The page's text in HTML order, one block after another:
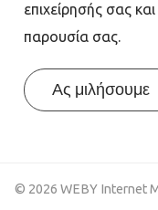
επιχείρησής σας
παρουσία σας.
Ας μιλήσουμε
© 2026 WEBY Internet